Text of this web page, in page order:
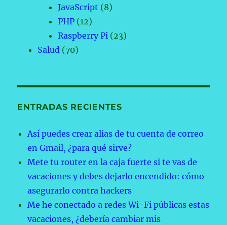
JavaScript (8)
PHP (12)
Raspberry Pi (23)
Salud (70)
ENTRADAS RECIENTES
Así puedes crear alias de tu cuenta de correo
en Gmail, ¿para qué sirve?
Mete tu router en la caja fuerte si te vas de
vacaciones y debes dejarlo encendido: cómo
asegurarlo contra hackers
Me he conectado a redes Wi-Fi públicas estas
vacaciones, ¿debería cambiar mis